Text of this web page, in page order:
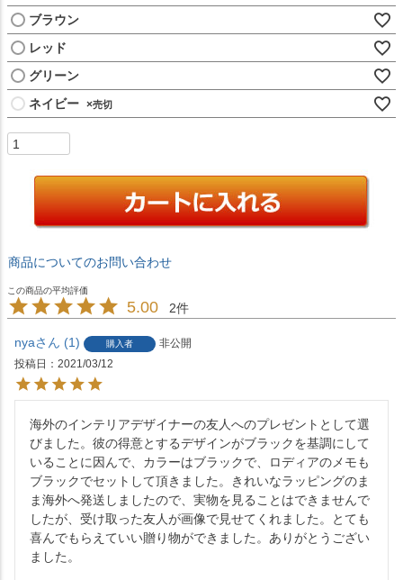
ブラウン
レッド
グリーン
ネイビー ×
商品についてのお問い合わせ
5.00 2
nya 1 購入者
非公開
投稿日
2021/03/12
海外のインテリアデザイナーの友人へのプレゼントとして選
びました。彼の得意とするデザインがブラックを基調にして
いることに因んで、カラーはブラックで、ロディアのメモも
ブラックでセットして頂きました。きれいなラッピングのま
ま海外へ発送しましたので、実物を見ることはできませんで
したが、受け取った友人が画像で見せてくれました。とても
喜んでもらえていい贈り物ができました。ありがとうござい
ました。